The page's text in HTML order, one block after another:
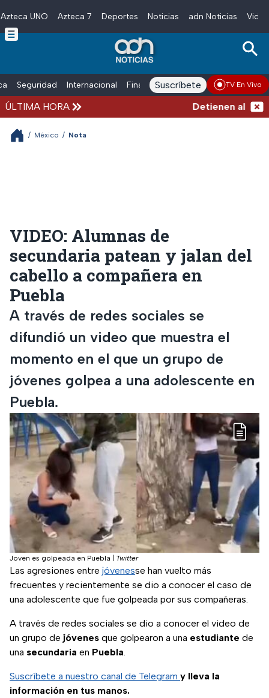
Skip to main content
Azteca UNO Azteca 7 Deportes Noticias adn Noticias
Seguridad Internacional Finanzas adn Noticias Radio
Suscríbete TV En Vivo
ÚLTIMA HORA Detienen al
/ México / Nota
VIDEO: Alumnas de
secundaria patean y jalan del
cabello a compañera en
Puebla
A través de redes sociales se
difundió un video que muestra el
momento en el que un grupo de
jóvenes golpea a una adolescente en
Puebla.
Joven es golpeada en Puebla Twitter
Las agresiones entre jóvenesse han vuelto más
frecuentes y recientemente se dio a conocer el caso de
una adolescente que fue golpeada por sus compañeras.
A través de redes sociales se dio a conocer el video de
un grupo de jóvenes que golpearon a una estudiante de
una secundaria en Puebla.
Suscríbete a nuestro canal de Telegram y lleva la
información en tus manos.